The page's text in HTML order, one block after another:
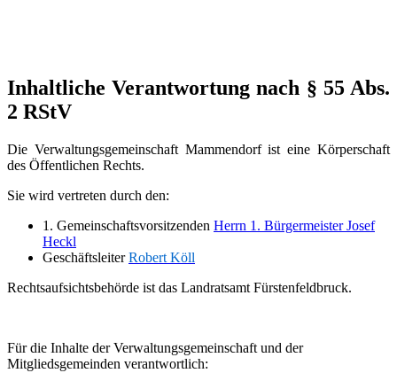
Inhaltliche Verantwortung nach § 55 Abs.
2 RStV
Die Verwaltungsgemeinschaft Mammendorf ist eine Körperschaft
des Öffentlichen Rechts.
Sie wird vertreten durch den:
1. Gemeinschaftsvorsitzenden Herrn 1. Bürgermeister Josef
Heckl
GeschäftsleiterRobert Köll
Rechtsaufsichtsbehörde ist das Landratsamt Fürstenfeldbruck.
Für die Inhalte der Verwaltungsgemeinschaft und der
Mitgliedsgemeinden verantwortlich: